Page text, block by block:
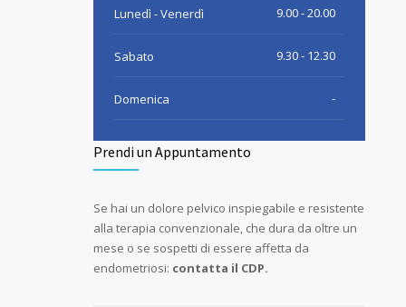
Lunedì - Venerdì 9.00 - 20.00
Sabato 9.30 - 12.30
Domenica -
Prendi un Appuntamento
Se hai un dolore pelvico inspiegabile e resistente
alla terapia convenzionale, che dura da oltre un
mese o se sospetti di essere affetta da
endometriosi: contatta il CDP.